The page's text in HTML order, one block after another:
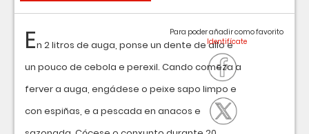
En 2 litros de auga, ponse un dente de allo e
un pouco de cebola e perexil. Cando comeza a
ferver a auga, engádese o peixe sapo limpo e
con espiñas, e a pescada en anacos e
Para poder añadir como favorito